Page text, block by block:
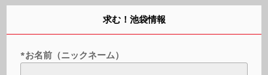
求む！池袋情報
*お名前（ニックネーム）